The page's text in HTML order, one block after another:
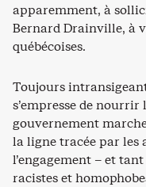
apparemment, à
Bernard Drainville, à
québécoises.
Toujours
s’empresse de
gouvernement
la ligne tracée par les
l’engagement – et
racistes et